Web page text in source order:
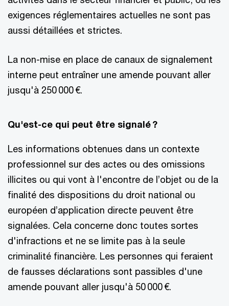
exigences réglementaires actuelles ne sont pas
aussi détaillées et strictes.
La non-mise en place de canaux de signalement
interne peut entraîner une amende pouvant aller
jusqu'à 250 000 €.
Qu'est-ce qui peut être signalé ?
Les informations obtenues dans un contexte
professionnel sur des actes ou des omissions
illicites ou qui vont à l'encontre de l’objet ou de la
finalité des dispositions du droit national ou
européen d’application directe peuvent être
signalées. Cela concerne donc toutes sortes
d'infractions et ne se limite pas à la seule
criminalité financière. Les personnes qui feraient
de fausses déclarations sont passibles d'une
amende pouvant aller jusqu'à 50 000 €.